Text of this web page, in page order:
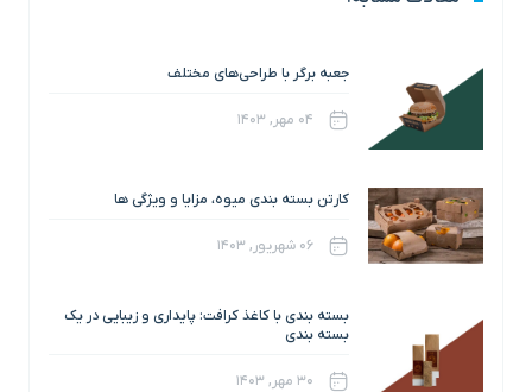
جعبه برگر با طراحی‌های مختلف
۰۴ مهر, ۱۴۰۳
کارتن بسته‌ بندی میوه، مزایا و ویژگی ها
۰۶ شهریور, ۱۴۰۳
بسته بندی با کاغذ کرافت: پایداری و زیبایی در یک
بسته بندی
۳۰ مهر, ۱۴۰۳